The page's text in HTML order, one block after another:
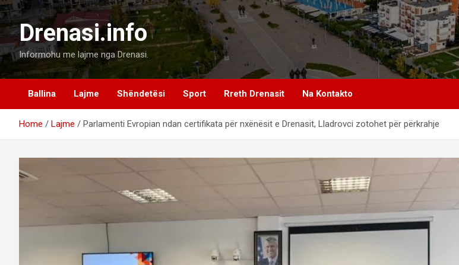
Skip
to
contentDrenasi.info
Informohu me lajme nga Drenasi.
Ballina Lajme Shëndetësi Sport Rreth Drenasit Na Kontakto
Home Lajme Parlamenti Evropian ndan certifikata për nxënësit e Drenasit, Lladrovci zotohet për përkrahje